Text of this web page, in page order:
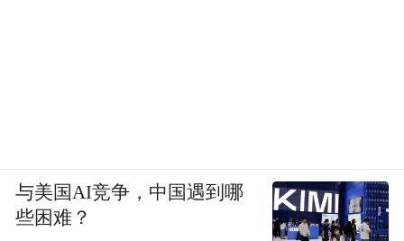
与美国AI竞争，中国遇到哪
些困难？